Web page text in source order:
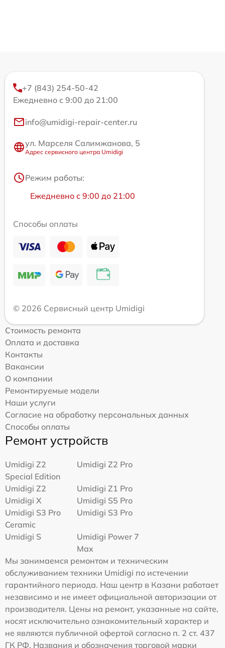
+7 (843) 254-50-42
Ежедневно с 9:00 до 21:00
info@umidigi-repair-center.ru
ул. Марселя Салимжанова, 5
Адрес сервисного центра Umidigi
Режим работы:
Ежедневно с 9:00 до 21:00
Способы оплаты
© 2026 Сервисный центр Umidigi
Стоимость ремонта
Оплата и доставка
Контакты
Вакансии
О компании
Ремонтируемые модели
Наши услуги
Согласие на обработку персональных данных
Способы оплаты
Ремонт устройств
Umidigi Z2
Special Edition
Umidigi Z2 Pro
Umidigi Z2
Umidigi Z1 Pro
Umidigi X
Umidigi S5 Pro
Umidigi S3 Pro
Ceramic
Umidigi S3 Pro
Umidigi S
Umidigi Power 7
Max
Мы занимаемся ремонтом и техническим
обслуживанием техники Umidigi по истечении
гарантийного периода. Наш центр в Казани работает
независимо и не имеет официальной авторизации от
производителя. Цены на ремонт, указанные на сайте,
носят исключительно ознакомительный характер и
не являются публичной офертой согласно п. 2 ст. 437
ГК РФ. Названия и обозначения торговой марки